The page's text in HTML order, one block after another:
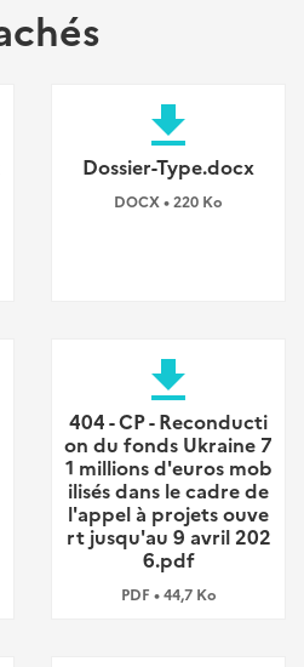
file_download
Dossier-Type.docx
DOCX • 220 Ko
file_download
404 - CP - Reconducti
on du fonds Ukraine 7
1 millions d'euros mob
ilisés dans le cadre de
l'appel à projets ouve
rt jusqu'au 9 avril 202
6.pdf
PDF • 44,7 Ko